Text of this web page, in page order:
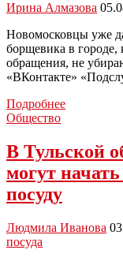
Ирина Алмазова
Новомосковцы уже
борщевика в
обращения, не
«ВКонтакте»
Подробнее
борщевика
Общество
В Тульской
могут
посуду
Людмила Иванова
посуда